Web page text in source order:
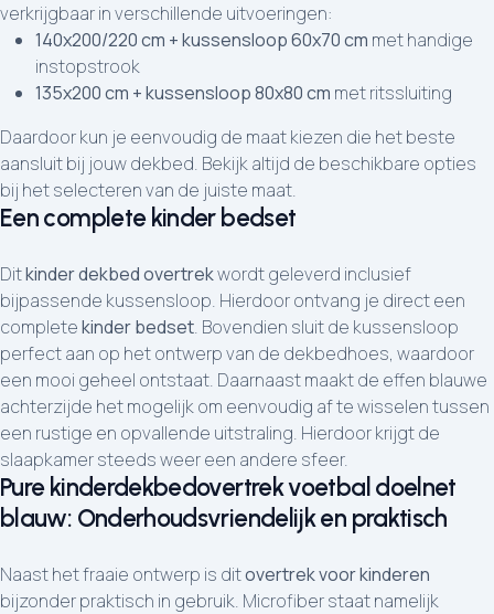
verkrijgbaar in verschillende uitvoeringen:
140x200/220 cm + kussensloop 60x70 cm met handige
instopstrook
135x200 cm + kussensloop 80x80 cm met ritssluiting
Daardoor kun je eenvoudig de maat kiezen die het beste
aansluit bij jouw dekbed. Bekijk altijd de beschikbare opties
bij het selecteren van de juiste maat.
Een complete kinder bedset
Ditkinder dekbed overtrekwordt geleverd inclusief
bijpassende kussensloop. Hierdoor ontvang je direct een
completekinder bedset. Bovendien sluit de kussensloop
perfect aan op het ontwerp van de dekbedhoes, waardoor
een mooi geheel ontstaat. Daarnaast maakt de effen blauwe
achterzijde het mogelijk om eenvoudig af te wisselen tussen
een rustige en opvallende uitstraling. Hierdoor krijgt de
slaapkamer steeds weer een andere sfeer.
Pure kinderdekbedovertrek voetbal doelnet
blauw: Onderhoudsvriendelijk en praktisch
Naast het fraaie ontwerp is ditovertrek voor kinderen
bijzonder praktisch in gebruik. Microfiber staat namelijk